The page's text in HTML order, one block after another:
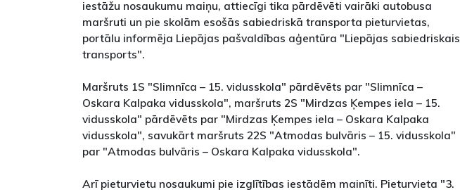
iestāžu nosaukumu maiņu, attiecīgi tika pārdēvēti vairāki autobusa
maršruti un pie skolām esošās sabiedriskā transporta pieturvietas,
portālu informēja Liepājas pašvaldības aģentūra "Liepājas sabiedriskais
transports".
Maršruts 1S "Slimnīca – 15. vidusskola" pārdēvēts par "Slimnīca –
Oskara Kalpaka vidusskola", maršruts 2S "Mirdzas Ķempes iela – 15.
vidusskola" pārdēvēts par "Mirdzas Ķempes iela – Oskara Kalpaka
vidusskola", savukārt maršruts 22S "Atmodas bulvāris – 15. vidusskola"
par "Atmodas bulvāris – Oskara Kalpaka vidusskola".
Arī pieturvietu nosaukumi pie izglītības iestādēm mainīti. Pieturvieta "3.